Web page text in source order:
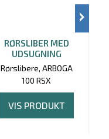
RØRSLIBER MED
UDSUGNING
Rørslibere, ARBOGA
100 RSX
VIS PRODUKT